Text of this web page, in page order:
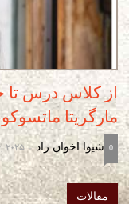
از کلاس درس تا
مارگریتا
شیوا اخوان راد -
2025 0
مقالات